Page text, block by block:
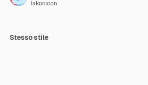
lakonicon
Stesso stile